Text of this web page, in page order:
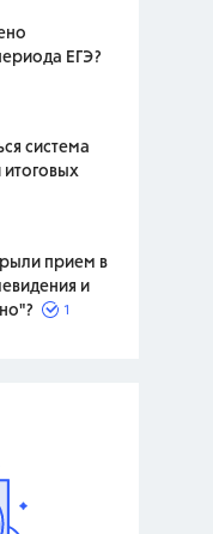
ЕГЭ?
система
итоговых
прием в
и
1